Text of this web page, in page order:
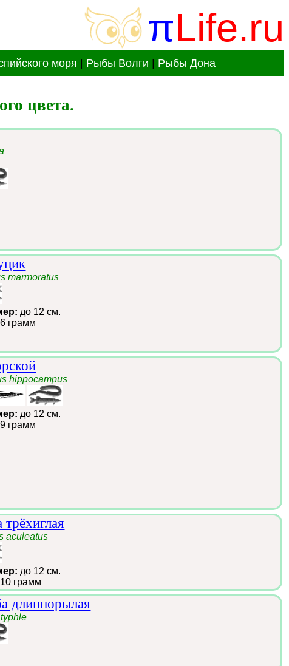
πLife.ru
моря Рыбы Волги Рыбы Дона
цвета.
marmoratus
до 12 см.
грамм
hippocampus
до 12 см.
грамм
aculeatus
до 12 см.
грамм
длиннорылая